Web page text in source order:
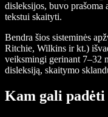
disleksijos, buvo prašoma
tekstui skaityti.
Bendra šios sisteminės
Ritchie, Wilkins ir kt.)
veiksmingi gerinant 7–32
disleksiją, skaitymo
Kam gali